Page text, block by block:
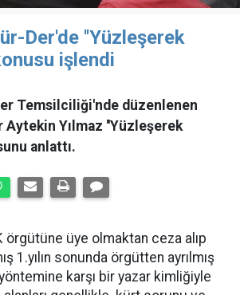
Der'de ''Yüzleşerek
işlendi
Temsilciliği'nde düzenlenen
Aytekin Yılmaz ''Yüzleşerek
anlattı.
örgütüne üye olmaktan ceza alıp
1.yılın sonunda örgütten ayrılmış
karşı bir yazar kimliğiyle